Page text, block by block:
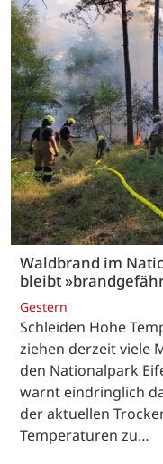
Waldbrand im
bleibt
Gestern
Schleiden Hohe
ziehen derzeit viele
den Nationalpark
warnt eindringlich
der aktuellen
Temperaturen zu…